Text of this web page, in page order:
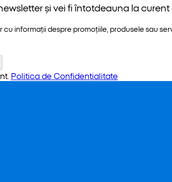
și vei fi întotdeauna la
informații despre promoțiile, produsele sau
Politica de Confidențialitate